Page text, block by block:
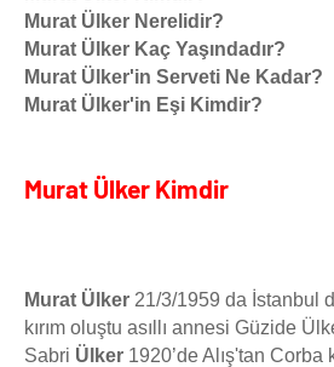
Murat Ülker Nerelidir?
Murat Ülker Kaç Yaşındadır?
Murat Ülker'in Serveti Ne Kadar?
Murat Ülker'in Eşi Kimdir?
Murat Ülker Kimdir
Murat Ülker 21/3/1959 da İstanbul
kırım oluştu asıllı annesi Güzide
Sabri Ülker 1920’de Alış'tan